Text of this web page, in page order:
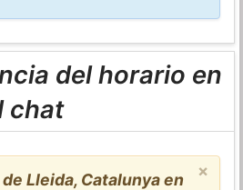
del horario en
chat
×
Lleida, Catalunya en